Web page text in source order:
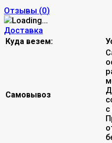
Отзывы (0)
Доставка
Куда везем:
Самовывоз